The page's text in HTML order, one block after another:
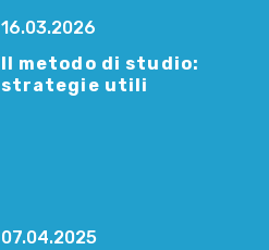
16.03.2026
Il metodo di studio:
strategie utili
07.04.2025